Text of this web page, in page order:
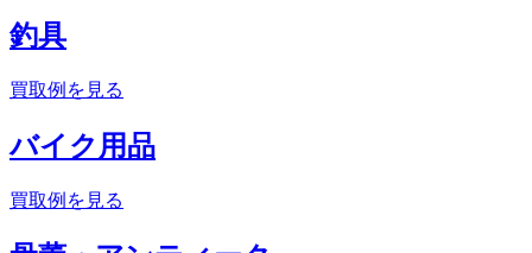
釣具
買取例を見る
バイク用品
買取例を見る